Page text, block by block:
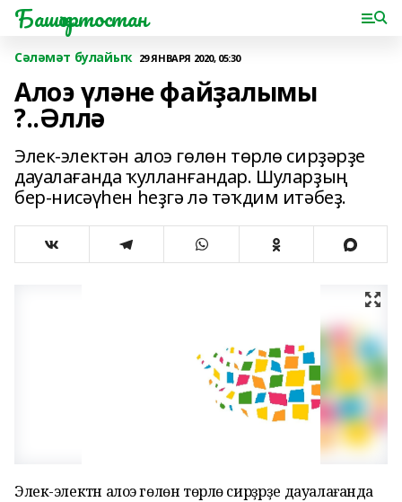
Башҡортостан
Сәләмәт булайыҡ 29 ЯНВАРЯ 2020, 05:30
Алоэ үләне файҙалымы
?..Әллә
Элек-электән алоэ гөлөн төрлө сирҙәрҙе
дауалағанда ҡулланғандар. Шуларҙың
бер-нисәүһен һеҙгә лә тәҡдим итәбеҙ.
Элек-электән алоэ гөлөн төрлө сирҙәрҙе дауалағанда